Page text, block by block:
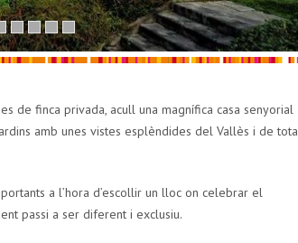
de finca privada, acull una magnífica casa senyorial
amb unes vistes esplèndides del Vallès i de tota
a l’hora d’escollir un lloc on celebrar el
passi a ser diferent i exclusiu.